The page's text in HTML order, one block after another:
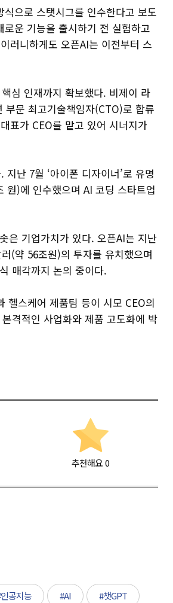
으로 스탯시그를 인수한다고 보도
운 기능을 출시하기 전 실험하고
러니하게도 오픈AI는 이전부터 스
심 인재까지 확보했다. 비제이 라
부문 최고기술책임자(CTO)로 합류
표가 CEO를 맡고 있어 시너지가
난 7월 ‘아이폰 디자이너’로 유명
원)에 인수했으며 AI 코딩 스타트업
은 기업가치가 있다. 오픈AI는 지난
(약 56조원)의 투자를 유치했으며
매각까지 논의 중이다.
헬스케어 제품팀 등이 시모 CEO의
격적인 사업화와 제품 고도화에 박
추천해요0
공지능 #AI #챗GPT